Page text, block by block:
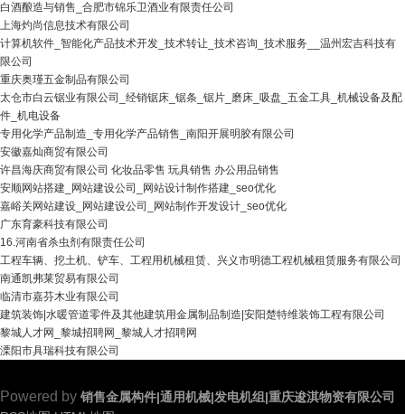
白酒酿造与销售_合肥市锦乐卫酒业有限责任公司
上海灼尚信息技术有限公司
计算机软件_智能化产品技术开发_技术转让_技术咨询_技术服务__温州宏吉科技有
限公司
重庆奥瑾五金制品有限公司
太仓市白云锯业有限公司_经销锯床_锯条_锯片_磨床_吸盘_五金工具_机械设备及配
件_机电设备
专用化学产品制造_专用化学产品销售_南阳开展明胶有限公司
安徽嘉灿商贸有限公司
许昌海庆商贸有限公司 化妆品零售 玩具销售 办公用品销售
安顺网站搭建_网站建设公司_网站设计制作搭建_seo优化
嘉峪关网站建设_网站建设公司_网站制作开发设计_seo优化
广东育豪科技有限公司
16.河南省杀虫剂有限责任公司
工程车辆、挖土机、铲车、工程用机械租赁、兴义市明德工程机械租赁服务有限公司
南通凯弗莱贸易有限公司
临清市嘉芬木业有限公司
建筑装饰|水暖管道零件及其他建筑用金属制品制造|安阳楚特维装饰工程有限公司
黎城人才网_黎城招聘网_黎城人才招聘网
溧阳市具瑞科技有限公司
Powered by 销售金属构件|通用机械|发电机组|重庆逡淇物资有限公司